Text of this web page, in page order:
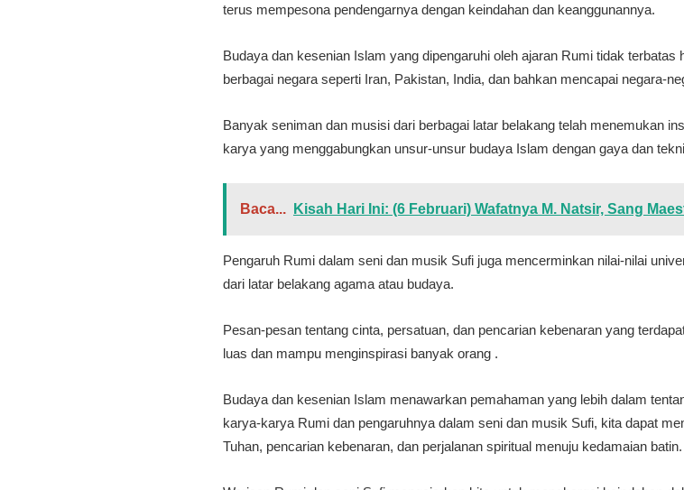
terus mempesona pendengarnya dengan keindahan dan keanggunannya.
Budaya dan kesenian Islam yang dipengaruhi oleh ajaran Rumi tidak
berbagai negara seperti Iran, Pakistan, India, dan bahkan mencapai negara-
Banyak seniman dan musisi dari berbagai latar belakang telah menemukan
karya yang menggabungkan unsur-unsur budaya Islam dengan gaya dan
Baca... Kisah Hari Ini: (6 Februari) Wafatnya M. Natsir, Sang
Pengaruh Rumi dalam seni dan musik Sufi juga mencerminkan nilai-nilai
dari latar belakang agama atau budaya.
Pesan-pesan tentang cinta, persatuan, dan pencarian kebenaran yang
luas dan mampu menginspirasi banyak orang .
Budaya dan kesenian Islam menawarkan pemahaman yang lebih dalam
karya-karya Rumi dan pengaruhnya dalam seni dan musik Sufi, kita dapat
Tuhan, pencarian kebenaran, dan perjalanan spiritual menuju kedamaian batin.